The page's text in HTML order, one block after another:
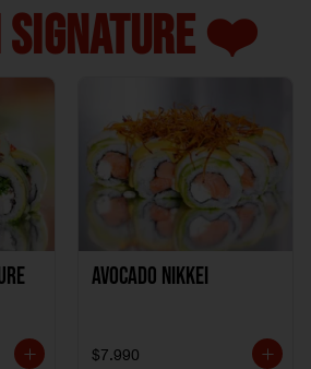
SIGNATURE ❤️
AVOCADO NIKKEI
$7.990